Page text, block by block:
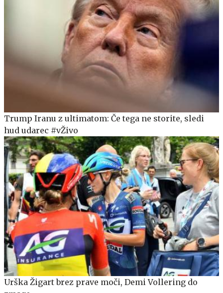
Trump Iranu z ultimatom: Če tega ne storite, sledi
hud udarec #vŽivo
Urška Žigart brez prave moči, Demi Vollering do